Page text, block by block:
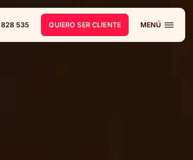
535 QUIERO SER CLIENTE MENÚ